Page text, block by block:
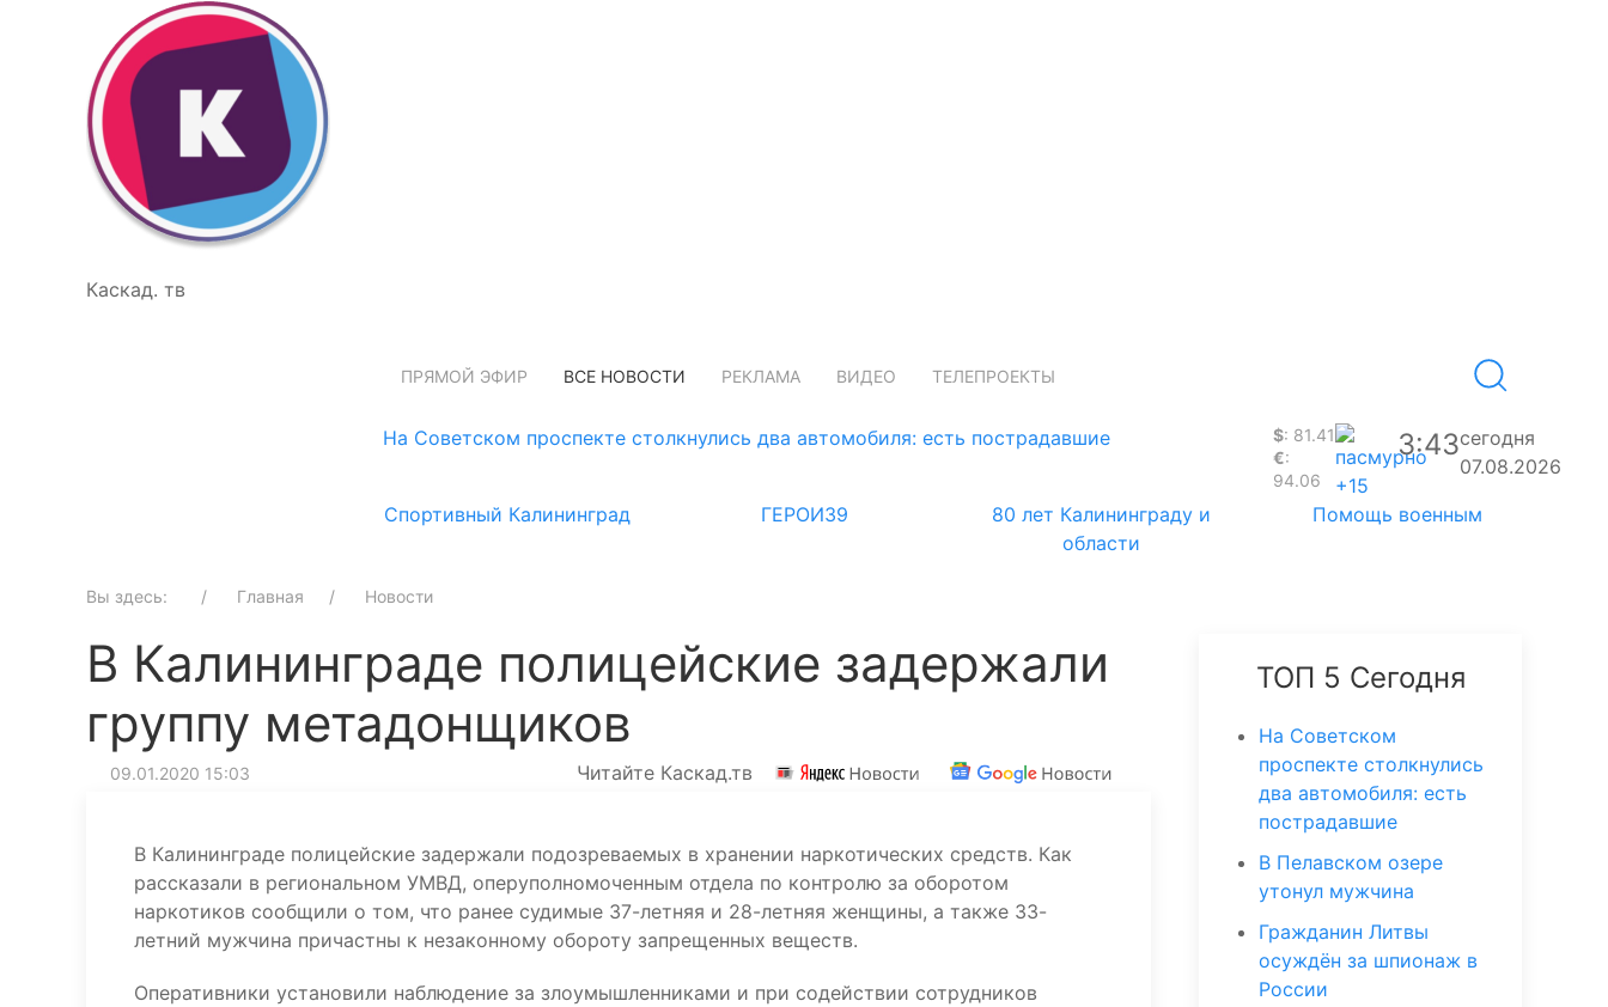
Каскад. тв
ПРЯМОЙ ЭФИР ВСЕ НОВОСТИ РЕКЛАМА ВИДЕО ТЕЛЕПРОЕКТЫ
На Советском проспекте столкнулись два автомобиля: есть пострадавшие $: 81.41
€:
94.06
+15
3:43сегодня
07.08.2026
Спортивный Калининград
ГЕРОИ39
80 лет Калининграду и
области
Помощь военным
Вы здесь: Главная Новости
В Калининграде полицейские задержали
группу метадонщиков
09.01.2020 15:03 Читайте Каскад.тв
В Калининграде полицейские задержали подозреваемых в хранении наркотических средств. Как
рассказали в региональном УМВД, оперуполномоченным отдела по контролю за оборотом
наркотиков сообщили о том, что ранее судимые 37-летняя и 28-летняя женщины, а также 33-
летний мужчина причастны к незаконному обороту запрещенных веществ.
Оперативники установили наблюдение за злоумышленниками и при содействии сотрудников
ТОП 5 Сегодня
На Советском
проспекте столкнулись
два автомобиля: есть
пострадавшие
В Пелавском озере
утонул мужчина
Гражданин Литвы
осуждён за шпионаж в
России